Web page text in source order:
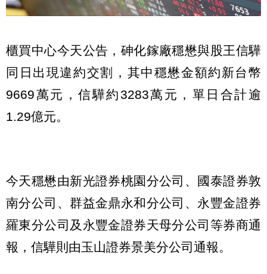
櫃買中心今天公告，砷化鎵廠穩懋與股王信驊
同日出現違約交割，其中穩懋金額約新台幣
9669萬元，信驊約3283萬元，單日合計逾
1.29億元。
今天穩懋由新光證券桃園分公司、國泰證券敦
南分公司、群益金鼎永和分公司、永豐金證券
羅東分公司及永豐金證券天母分公司等券商通
報，信驊則由玉山證券景美分公司通報。